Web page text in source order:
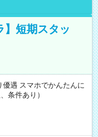
】短期スタッ
遇 スマホでかんたんに
条件あり）